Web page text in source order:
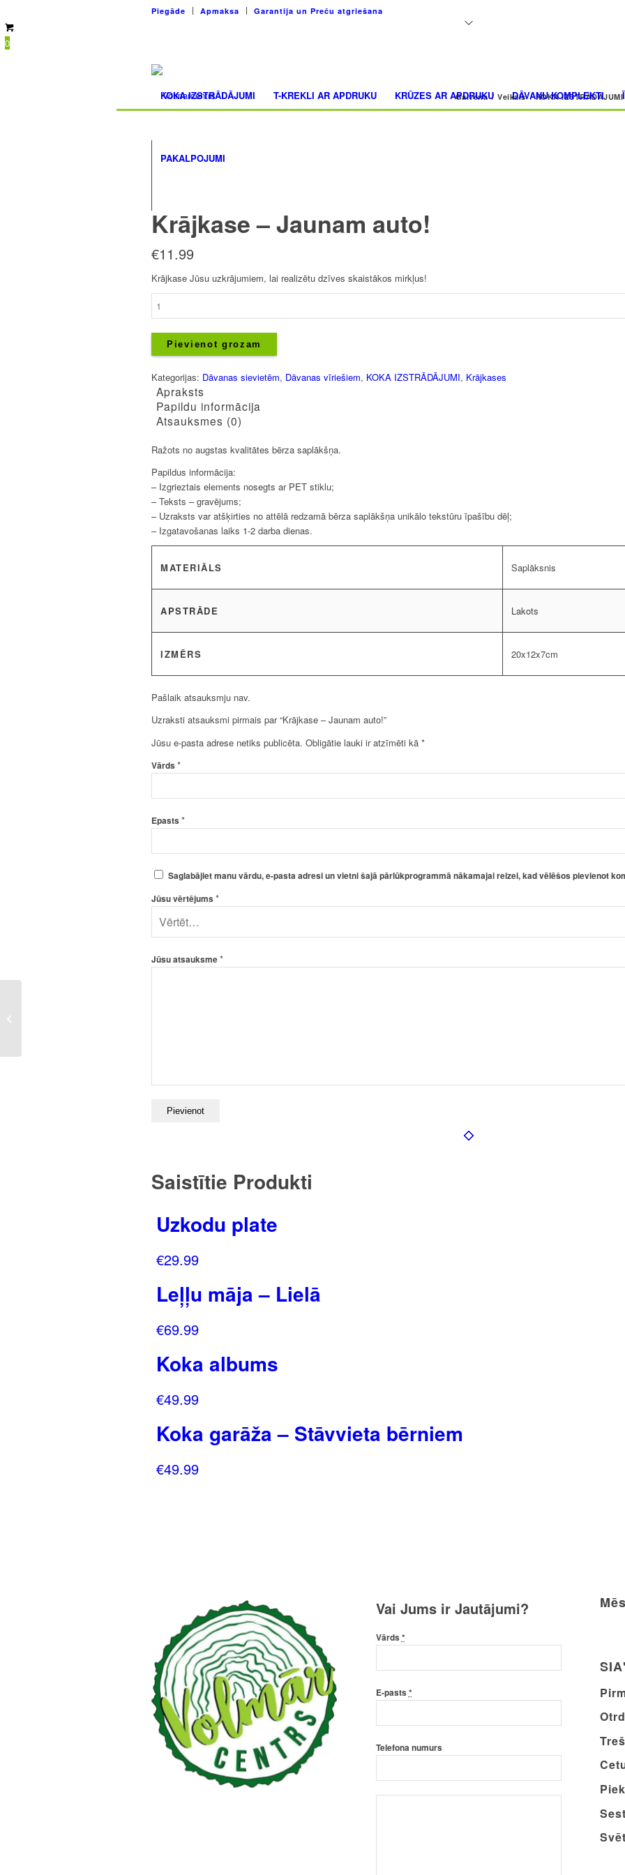
Piegāde Apmaksa Garantija un Preču atgriešana
0
KOKA IZSTRĀDĀJUMI T-KREKLI AR APDRUKU KRŪZES AR APDRUKU DĀVANU KOMPLEKTI
PAKALPOJUMI
Galvena / Veikals / KOKA IZSTRĀDĀJUMI
Krājkase – Jaunam auto!
€11.99
Krājkase Jūsu uzkrājumiem, lai realizētu dzīves skaistākos mirkļus!
auto!
daudzums
Pievienot grozam
Kategorijas: Dāvanas sievietēm, Dāvanas vīriešiem, KOKA IZSTRĀDĀJUMI, Krājkases
Apraksts
Papildu informācija
Atsauksmes (0)
Ražots no augstas kvalitātes bērza saplākšņa.
Papildus informācija:
– Izgrieztais elements nosegts ar PET stiklu;
– Teksts – gravējums;
– Uzraksts var atšķirties no attēlā redzamā bērza saplākšņa unikālo tekstūru īpašību dēļ;
– Izgatavošanas laiks 1-2 darba dienas.
MATERIĀLS Saplāksnis
APSTRĀDE Lakots
IZMĒRS 20x12x7cm
Pašlaik atsauksmju nav.
Uzraksti atsauksmi pirmais par “Krājkase – Jaunam auto!”
Jūsu e-pasta adrese netiks publicēta. Obligātie lauki ir atzīmēti kā *
Vārds *
Epasts *
Saglabājiet manu vārdu, e-pasta adresi un vietni šajā pārlūkprogrammā nākamajai reizei, kad vēlēšos pievienot
Jūsu vērtējums *
Jūsu atsauksme*
Saistītie Produkti
Uzkodu plate
€29.99
Leļļu māja – Lielā
€69.99
Koka albums
€49.99
Koka garāža – Stāvvieta bērniem
€49.99
Vai Jums ir Jautājumi?
Vārds *
E-pasts *
Telefona numurs